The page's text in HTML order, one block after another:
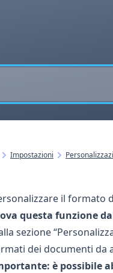
Impostazioni
il formato
questa funzione
sezione
dei documenti da
è possibile